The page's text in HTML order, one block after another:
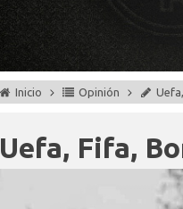
Inicio Opinión
Uefa, Fifa,